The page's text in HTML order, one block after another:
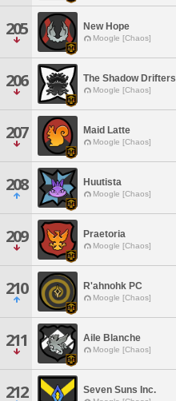
205 New Hope
Moogle [Chaos]
206 The Shadow Drifters
Moogle [Chaos]
207 Maid Latte
Moogle [Chaos]
208 Huutista
Moogle [Chaos]
209 Praetoria
Moogle [Chaos]
210 R'ahnohk PC
Moogle [Chaos]
211 Aile Blanche
Moogle [Chaos]
212 Seven Suns Inc.